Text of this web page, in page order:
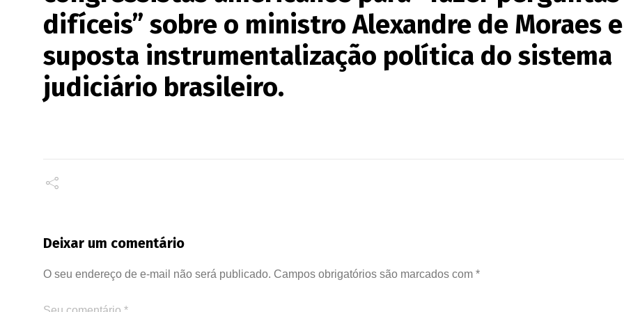
difíceis” sobre o ministro Alexandre de Moraes
suposta instrumentalização política do sistema
judiciário brasileiro.
Deixar um comentário
O seu endereço de e-mail não será publicado. Campos obrigatórios são marcados com *